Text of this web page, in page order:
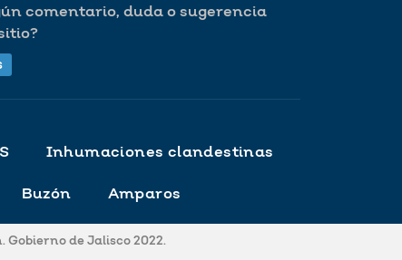
comentario, duda o sugerencia
Inhumaciones clandestinas
Buzón Amparos
de Jalisco 2022.